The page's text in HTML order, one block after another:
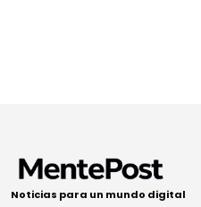
Noticias para un mundo digital